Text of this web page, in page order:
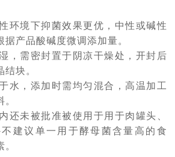
环境下抑菌效果更优，中性或碱性
产品酸碱度微调添加量。
，需密封置于阴凉干燥处，开封后
块。
水，添加时需均匀混合，高温加工
还未被批准被使用于用于肉罐头、
建议单一用于酵母菌含量高的食